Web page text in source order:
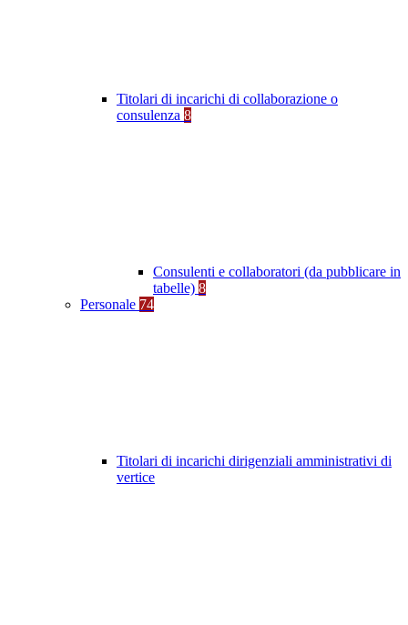
Titolari di incarichi di collaborazione o
consulenza 8
Consulenti e collaboratori (da pubblicare in
tabelle) 8
Personale 74
Titolari di incarichi dirigenziali amministrativi di
vertice